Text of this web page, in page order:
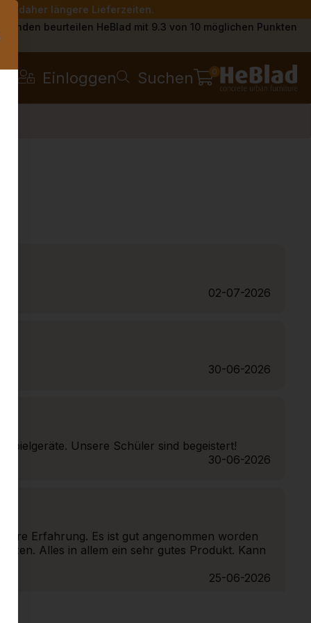
daher längere Lieferzeiten.
Kunden beurteilen HeBlad mit 9.3 von 10 möglichen Punkten
Einloggen Suchen 0
02-07-2026
30-06-2026
Unsere Schüler sind begeistert!
30-06-2026
Erfahrung. Es ist gut angenommen worden
Alles in allem ein sehr gutes Produkt. Kann
25-06-2026